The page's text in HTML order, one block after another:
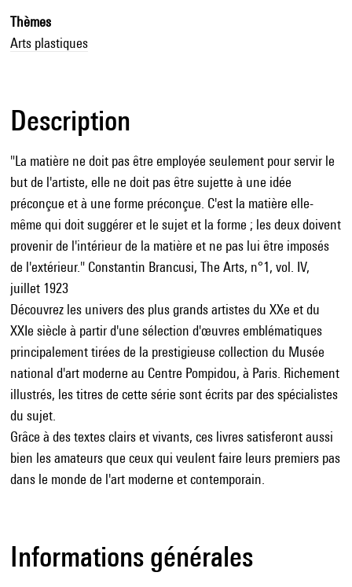
Thèmes
Arts plastiques
Description
"La matière ne doit pas être employée seulement pour servir le
but de l'artiste, elle ne doit pas être sujette à une idée
préconçue et à une forme préconçue. C'est la matière elle-
même qui doit suggérer et le sujet et la forme ; les deux doivent
provenir de l'intérieur de la matière et ne pas lui être imposés
de l'extérieur." Constantin Brancusi, The Arts, n°1, vol. IV,
juillet 1923
Découvrez les univers des plus grands artistes du XXe et du
XXIe siècle à partir d'une sélection d'œuvres emblématiques
principalement tirées de la prestigieuse collection du Musée
national d'art moderne au Centre Pompidou, à Paris. Richement
illustrés, les titres de cette série sont écrits par des spécialistes
du sujet.
Grâce à des textes clairs et vivants, ces livres satisferont aussi
bien les amateurs que ceux qui veulent faire leurs premiers pas
dans le monde de l'art moderne et contemporain.
Informations générales